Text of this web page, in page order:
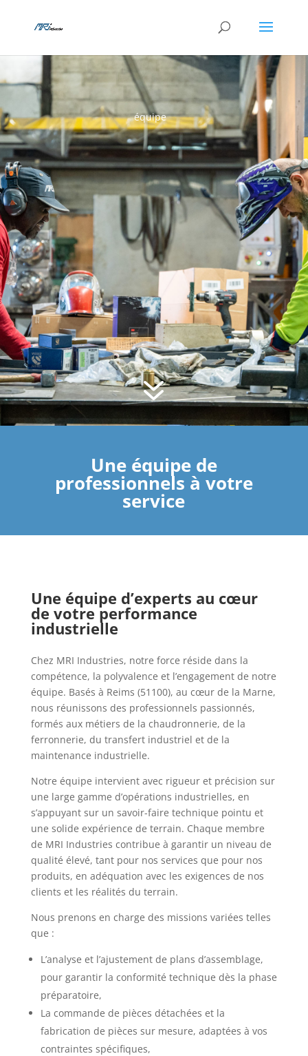
équipe
7
Une équipe de
professionnels à votre
service
Une équipe d’experts au cœur
de votre performance
industrielle
Chez MRI Industries, notre force réside dans la
compétence, la polyvalence et l’engagement de notre
équipe. Basés à Reims (51100), au cœur de la Marne,
nous réunissons des professionnels passionnés,
formés aux métiers de la chaudronnerie, de la
ferronnerie, du transfert industriel et de la
maintenance industrielle.
Notre équipe intervient avec rigueur et précision sur
une large gamme d’opérations industrielles, en
s’appuyant sur un savoir-faire technique pointu et
une solide expérience de terrain. Chaque membre
de MRI Industries contribue à garantir un niveau de
qualité élevé, tant pour nos services que pour nos
produits, en adéquation avec les exigences de nos
clients et les réalités du terrain.
Nous prenons en charge des missions variées telles
que :
L’analyse et l’ajustement de plans d’assemblage,
pour garantir la conformité technique dès la phase
préparatoire,
La commande de pièces détachées et la
fabrication de pièces sur mesure, adaptées à vos
contraintes spécifiques,